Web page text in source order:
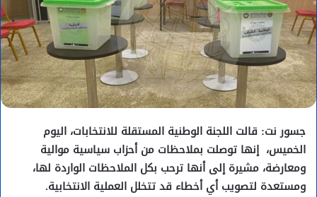
جسور نت: قالت اللجنة الوطنية المستقلة للانتخابات، اليوم
الخميس، إنها توصلت بملاحظات من أحزاب سياسية موالية
ومعارضة، مشيرة إلى أنها ترحب بكل الملاحظات الواردة لها،
ومستعدة لتصويب أي أخطاء قد تتخلل العملية الانتخابية.